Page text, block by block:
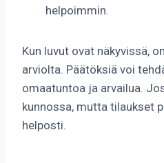
helpoimmin.
Kun luvut ovat näkyvissä,
arviolta. Päätöksiä voi
omaatuntoa ja arvailua.
kunnossa, mutta tilaukset
helposti.